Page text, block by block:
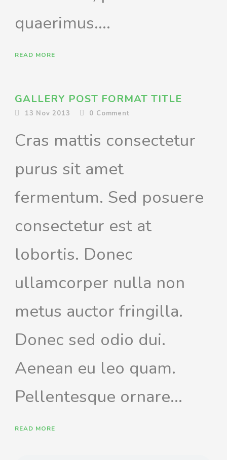
quaerimus....
READ MORE
GALLERY POST FORMAT TITLE
13 Nov 2013 0 Comment
Cras mattis consectetur
purus sit amet
fermentum. Sed posuere
consectetur est at
lobortis. Donec
ullamcorper nulla non
metus auctor fringilla.
Donec sed odio dui.
Aenean eu leo quam.
Pellentesque ornare...
READ MORE